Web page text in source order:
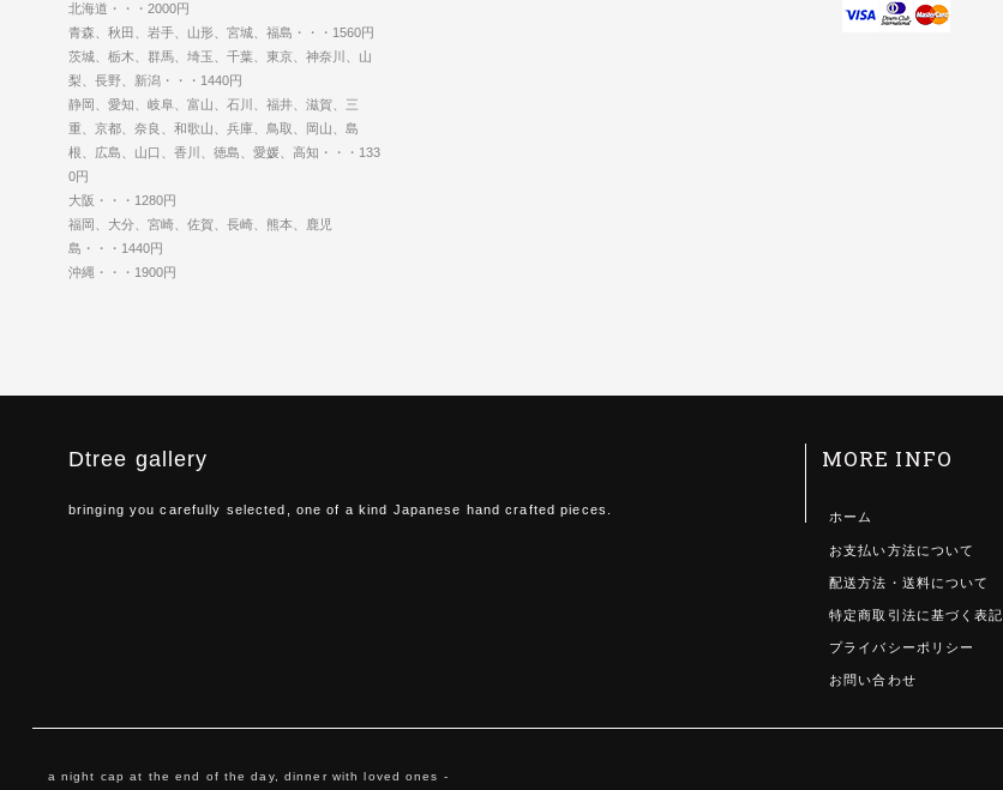
北海道・・・2000円
青森、秋田、岩手、山形、宮城、福島・・・1560円
茨城、栃木、群馬、埼玉、千葉、東京、神奈川、山
梨、長野、新潟・・・1440円
静岡、愛知、岐阜、富山、石川、福井、滋賀、三
重、京都、奈良、和歌山、兵庫、鳥取、岡山、島
根、広島、山口、香川、徳島、愛媛、高知・・・133
0円
大阪・・・1280円
福岡、大分、宮崎、佐賀、長崎、熊本、鹿児
島・・・1440円
沖縄・・・1900円
Dtree gallery
bringing you carefully selected, one of a kind Japanese hand crafted pieces.
MORE INFO
ホーム
お支払い方法について
配送方法・送料について
特定商取引法に基づく表記
プライバシーポリシー
お問い合わせ
a night cap at the end of the day, dinner with loved ones -